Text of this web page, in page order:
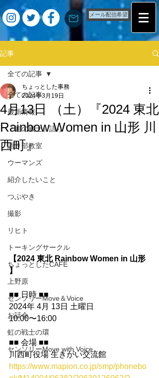
メール配信希望
記事
全ての記事
最新情報
『虹の戦士』語り
語り部教室
ウーマンズ
紹介したいこと
つぶやき
撮影
リヒト
トーキングサークル
ちょっとしたCAFE
上野原
センソリーMove＆Voice
お話会
虹の戦士の環
センソリーMove with Voice
全ての記事
4月13日 （土）『2024 東北
Rainbow Women in 山形 川
西町』
ちょっとした事務
2024年3月19日
【2024 東北 Rainbow Women in 山形
】
■■ 日時 ■■
2024年 4月 13日 土曜日
10:00〜16:00
■■ 会場 ■■
川西町役場 生きがい交流館
https://www.mapion.co.jp/smp/phonebo